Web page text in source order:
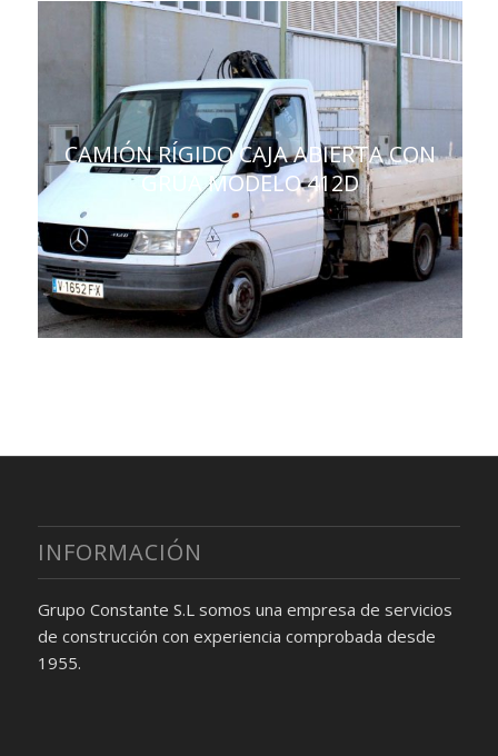
CAMIÓN RÍGIDO CAJA ABIERTA CON
GRÚA MODELO 412D
INFORMACIÓN
Grupo Constante S.L somos una empresa de servicios
de construcción con experiencia comprobada desde
1955.